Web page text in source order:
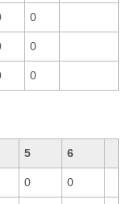
0
0
0
5 6
0 0